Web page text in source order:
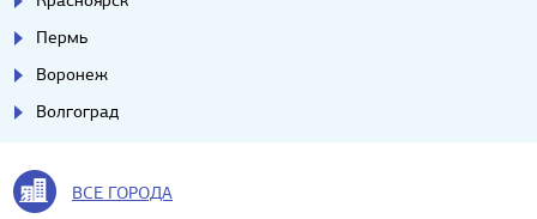
Пермь
Воронеж
Волгоград
ВСЕ ГОРОДА